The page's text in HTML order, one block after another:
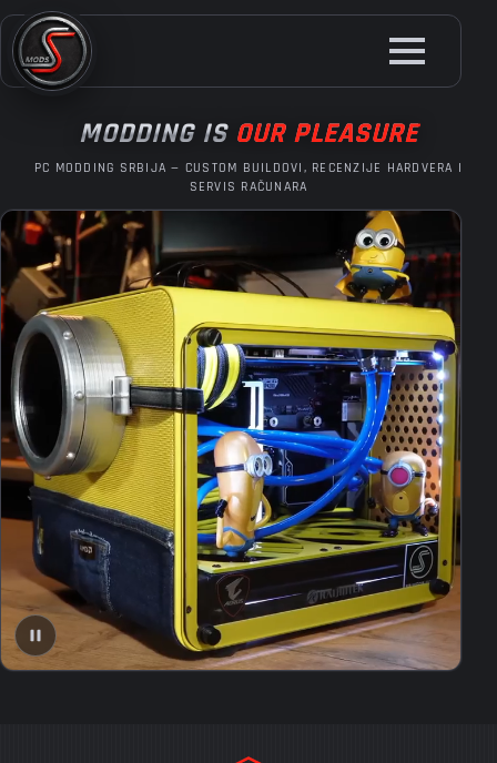
Skip
to
main
MODDING IS OUR PLEASURE
PC MODDING SRBIJA — CUSTOM BUILDOVI, RECENZIJE HARDVERA I
SERVIS RAČUNARA